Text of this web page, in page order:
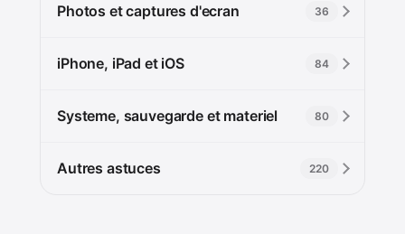
Photos et captures d'ecran 36
iPhone, iPad et iOS 84
Systeme, sauvegarde et materiel 80
Autres astuces 220